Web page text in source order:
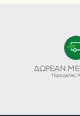
ΔΩΡΕΑΝ
Παραγγελίες